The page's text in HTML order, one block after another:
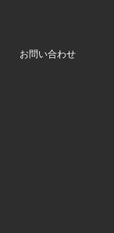
お問い合わせ